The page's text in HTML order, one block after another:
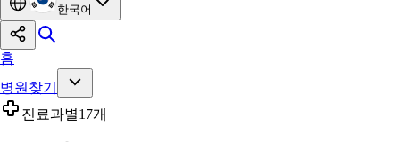
한국어
홈
병원찾기
진료과별17개